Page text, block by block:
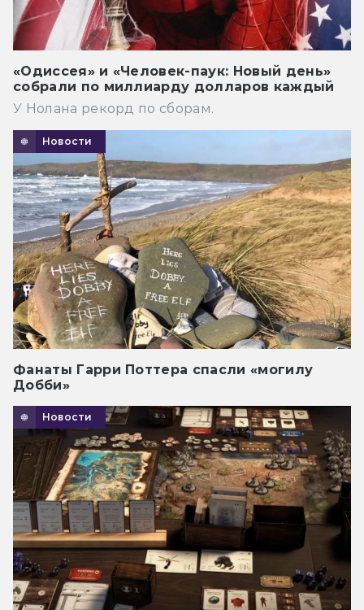
«Одиссея» и «Человек-паук: Новый день»
собрали по миллиарду долларов каждый
У Нолана рекорд по сборам.
Новости
Фанаты Гарри Поттера спасли «могилу
Добби»
Новости